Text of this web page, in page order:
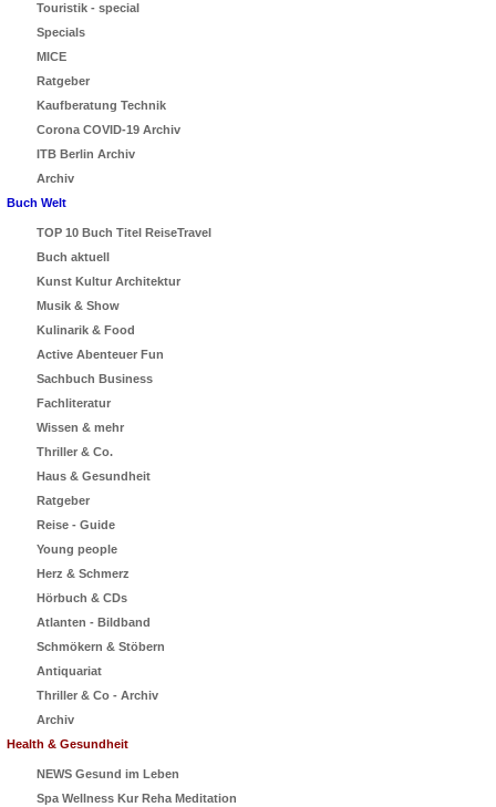
Touristik - special
Specials
MICE
Ratgeber
Kaufberatung Technik
Corona COVID-19 Archiv
ITB Berlin Archiv
Archiv
Buch Welt
TOP 10 Buch Titel ReiseTravel
Buch aktuell
Kunst Kultur Architektur
Musik & Show
Kulinarik & Food
Active Abenteuer Fun
Sachbuch Business
Fachliteratur
Wissen & mehr
Thriller & Co.
Haus & Gesundheit
Ratgeber
Reise - Guide
Young people
Herz & Schmerz
Hörbuch & CDs
Atlanten - Bildband
Schmökern & Stöbern
Antiquariat
Thriller & Co - Archiv
Archiv
Health & Gesundheit
NEWS Gesund im Leben
Spa Wellness Kur Reha Meditation